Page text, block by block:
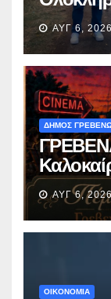
ΑΥΓ 6, 2026
ΔΗΜΟΣ
με την
ΑΥΓ 6, 2026
ΟΙΚΟΝΟΜΙΑ